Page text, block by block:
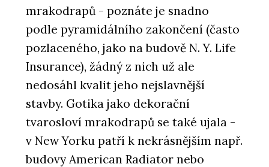
mrakodrapů - poznáte je snadno
podle pyramidálního zakončení (často
pozlaceného, jako na budově N. Y. Life
Insurance), žádný z nich už ale
nedosáhl kvalit jeho nejslavnější
stavby. Gotika jako dekorační
tvarosloví mrakodrapů se také ujala -
v New Yorku patří k nekrásnějším např.
budovy American Radiator nebo